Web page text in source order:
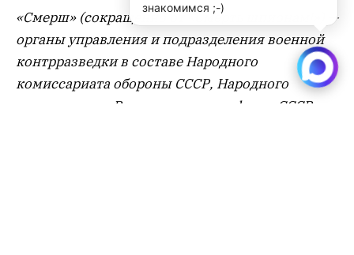
«Смерш» (сокращённо от «Смерть шпионам!») —
органы управления и подразделения военной
контрразведки в составе Народного
комиссариата обороны СССР, Народного
комиссариата Военно-морского флота СССР и
знакомимся ;-)